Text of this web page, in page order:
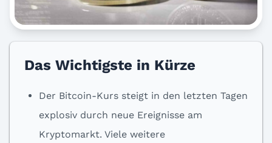
Das Wichtigste in Kürze
Der Bitcoin-Kurs steigt in den letzten Tagen
explosiv durch neue Ereignisse am
Kryptomarkt. Viele weitere